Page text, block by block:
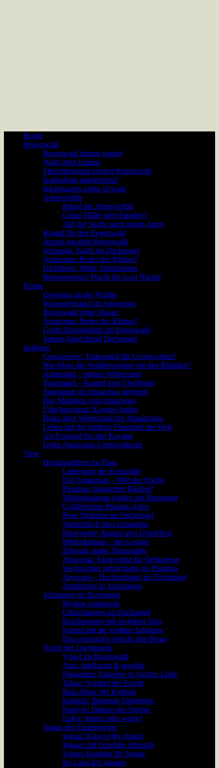
Home
Regenwald
Regenwald brennt wieder
Wald ohne Humus
Fleischkonsum zerstört Regenwald
Kahlschlag ungebremst?
Kleinbauern roden Urwald
Artenvielfalt
Rätsel der Artenvielfalt
Grüne Hölle oder Paradies?
Auf der Suche nach neuen Arten
Kampf für den Regenwald
Arznei aus dem Regenwald
Schaurige Nacht im Dschungel
Amazonas: Retter des Klimas?
Orchideen: Wilde Schönheiten
Riesenseerose: Pracht für zwei Nächte
Klima
Greening up der Wälder
Wasserkreislauf im Amazonas
Regenwald ohne Wasser
Amazonas: Retter des Klimas?
Große Brandgefahr im Regenwald
Sahara-Sand düngt Dschungel
Indigene
Coronavirus: Todesurteil für Ureinwohner?
Wie leben die Waldbewohner mit den Bränden?
Ashaninka – starker Widerstand
Yanomami – Kampf ums Überleben
Staudamm im Amazonas gestoppt
Das Mädchen vom Amazonas
Film begeistert: Kayapó Indios
Doku über Widerstand der Munduruku
Leben auf der größten Flussinsel der Welt
Als Fotograf bei den Kayapo
Unter Amazonas-Ureinwohnern
Tiere
Dschungeltiere im Fluss
Liebestanz der Krokodile
Der Amazonas – Welt der Fische
Piranhas: blutgierige Räuber?
Mohrenkaiman wieder auf Beutejagd
Gefährlichste Piranha-Arten
Rosa Delphine im Dschungel
Vampirfisch lässt schaudern
Riesenotter: Kampf ums Überleben
Brillenkaiman – der Gejagte
Zitteraal: starke Stromstöße
Arapaima: Fangverbot für Delikatesse
Stechrochen gefürchteter als Piranhas
Arowana – Hochspringer im Dschungel
Amphibien in Amazonien
Schlangen im Dschungel
Mythos Anakonda
Giftschlangen im Dschungel
Buschmeister mit sechstem Sinn
Kampf mit der größten Schlange
Boa constrictor erstickt ihre Beute
Vögel des Dschungels
Vögel im Regenwald
Aras: intelligent & gesellig
Papageien: Ratgeber in Sachen Liebe
Tukan: Symbol der Exotik
Balz-Show der Kolibris
Kolibris: fliegende Edelsteine
Harpyie: Dämon des Sturms
Eulen: dumm oder weise?
Jaguar der Einzelgänger
Jaguar: King of the Jungle
Jaguar: mit Fotofalle erforscht
Schutz Korridor für Jaguar
Im Land des Jaguars